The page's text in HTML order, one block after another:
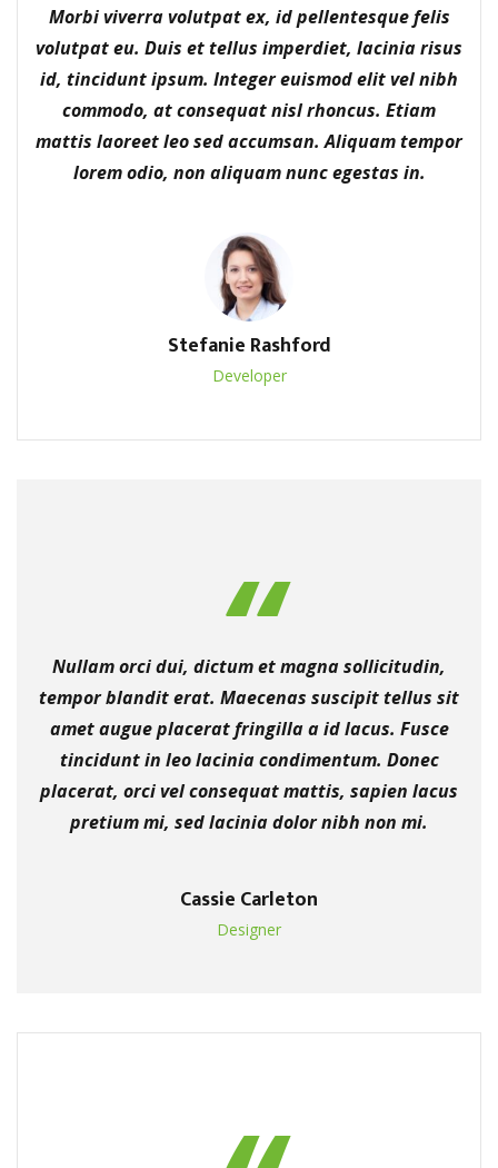
Morbi viverra volutpat ex, id pellentesque felis
volutpat eu. Duis et tellus imperdiet, lacinia risus
id, tincidunt ipsum. Integer euismod elit vel nibh
commodo, at consequat nisl rhoncus. Etiam
mattis laoreet leo sed accumsan. Aliquam tempor
lorem odio, non aliquam nunc egestas in.
Stefanie Rashford
Developer
Nullam orci dui, dictum et magna sollicitudin,
tempor blandit erat. Maecenas suscipit tellus sit
amet augue placerat fringilla a id lacus. Fusce
tincidunt in leo lacinia condimentum. Donec
placerat, orci vel consequat mattis, sapien lacus
pretium mi, sed lacinia dolor nibh non mi.
Cassie Carleton
Designer